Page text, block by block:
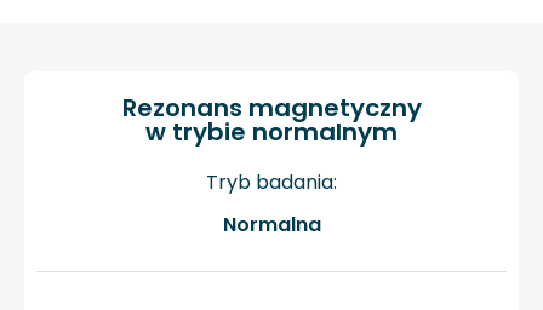
Rezonans magnetyczny
w trybie normalnym
Tryb badania:
Normalna